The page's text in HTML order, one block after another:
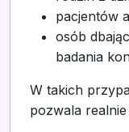
pacjentów
osób
badania
W takich
pozwala